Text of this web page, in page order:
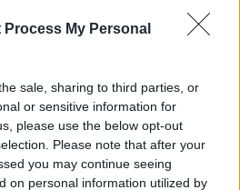
Process My Personal
sale, sharing to third parties, or
or sensitive information for
please use the below opt-out
Please note that after your
you may continue seeing
on personal information utilized by